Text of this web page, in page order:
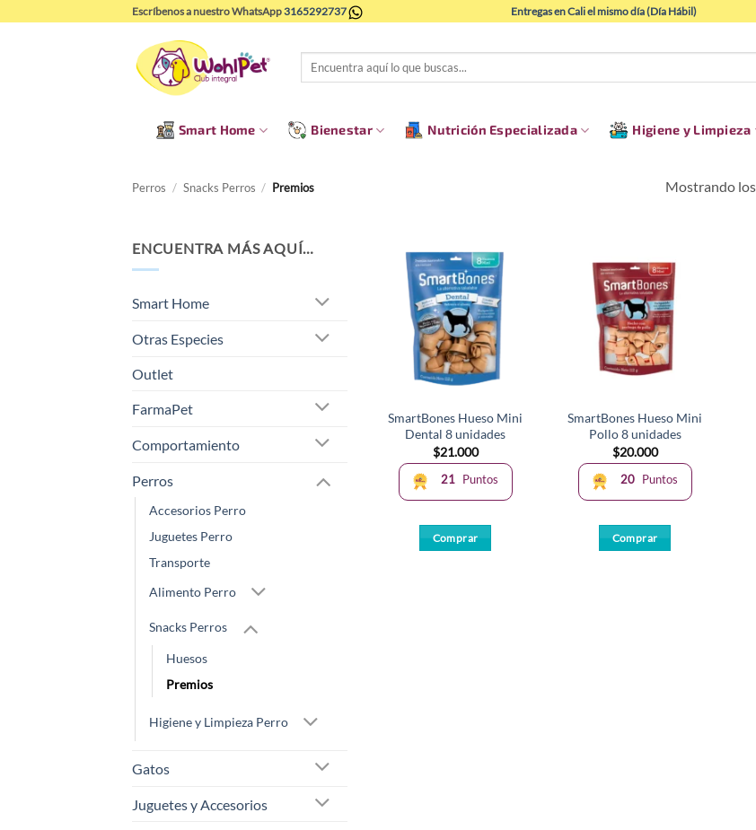
Escríbenos a nuestro WhatsApp3165292737 Entregas en Cali el mismo día (Día Hábil)
Buscar
Smart Home Bienestar Nutrición Especializada Higiene y Limpieza
Perros / Snacks Perros / Premios Mostrando
ENCUENTRA MÁS AQUÍ…
Smart Home
Otras Especies
Outlet
FarmaPet
Comportamiento
Perros
Accesorios Perro
Juguetes Perro
Transporte
Alimento Perro
Snacks Perros
Huesos
Premios
Higiene y Limpieza Perro
Gatos
Juguetes y Accesorios
SmartBones Hueso Mini
Dental 8 unidades
$21.000
21 Puntos
Comprar
SmartBones Hueso Mini
Pollo 8 unidades
$20.000
20 Puntos
Comprar